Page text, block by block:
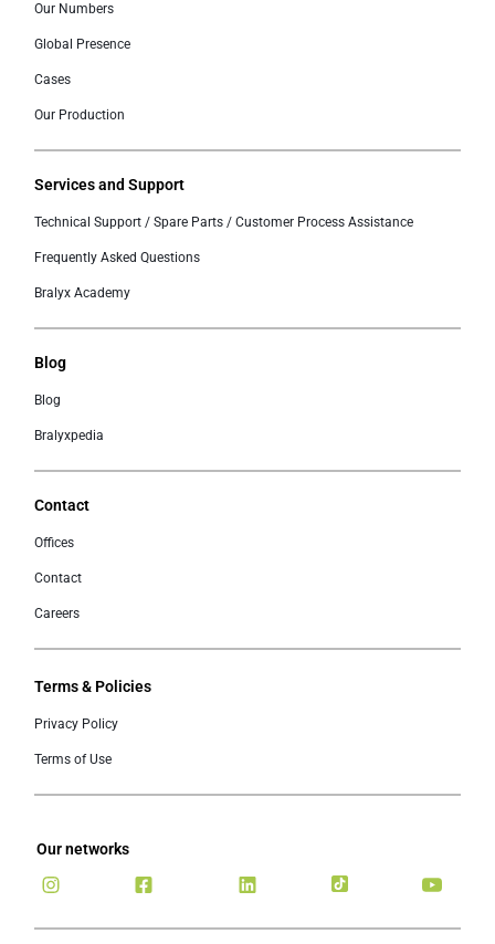
Our Numbers
Global Presence
Cases
Our Production
Services and Support
Technical Support / Spare Parts / Customer Process Assistance
Frequently Asked Questions
Bralyx Academy
Blog
Blog
Bralyxpedia
Contact
Offices
Contact
Careers
Terms & Policies
Privacy Policy
Terms of Use
Our networks